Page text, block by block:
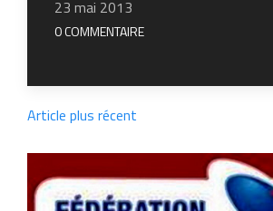
23 mai 2013
0 COMMENTAIRE
Article plus récent